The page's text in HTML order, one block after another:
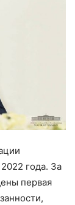
года. За
первая